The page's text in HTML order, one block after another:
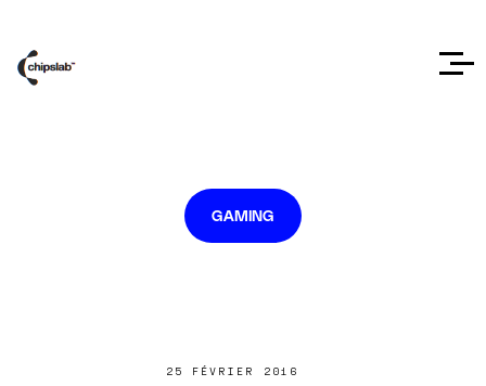
GAMING
25 FÉVRIER 2016